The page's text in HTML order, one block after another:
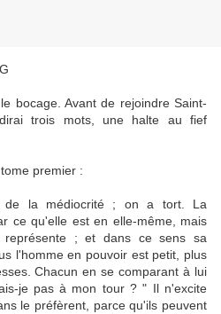
bocage. Avant de rejoindre Saint-
trois mots, une halte au fief
premier :
de la médiocrité ; on a tort. La
ce qu'elle est en elle-même, mais
représente ; et dans ce sens sa
l'homme en pouvoir est petit, plus
Chacun en se comparant à lui
je pas à mon tour ? " Il n'excite
le préfèrent, parce qu'ils peuvent